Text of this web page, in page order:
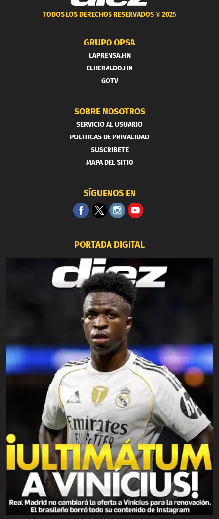
TODOS LOS DERECHOS RESERVADOS ®2025
GRUPO OPSA
LAPRENSA.HN
ELHERALDO.HN
GOTV
SOBRE NOSOTROS
SERVICIO AL USUARIO
POLITICAS DE PRIVACIDAD
SUSCRIBETE
MAPA DEL SITIO
SÍGUENOS EN
PORTADA DIGITAL